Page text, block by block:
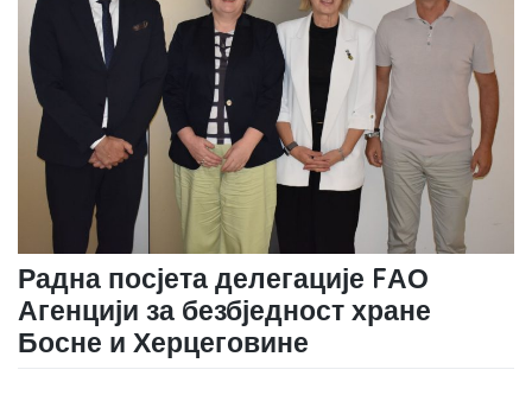
Радна посјета делегације FАО
Агенцији за безбједност хране
Босне и Херцеговине